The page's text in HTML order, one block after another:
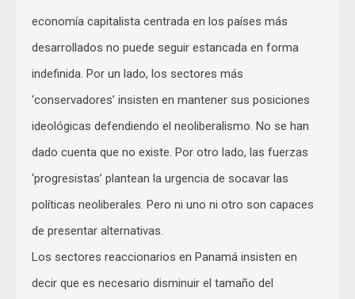
economía capitalista centrada en los países más
desarrollados no puede seguir estancada en forma
indefinida. Por un lado, los sectores más
‘conservadores’ insisten en mantener sus posiciones
ideológicas defendiendo el neoliberalismo. No se han
dado cuenta que no existe. Por otro lado, las fuerzas
‘progresistas’ plantean la urgencia de socavar las
políticas neoliberales. Pero ni uno ni otro son capaces
de presentar alternativas.
Los sectores reaccionarios en Panamá insisten en
decir que es necesario disminuir el tamaño del